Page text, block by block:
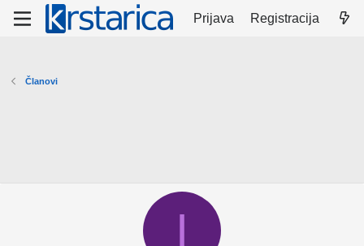
Prijava Registracija
Članovi
I